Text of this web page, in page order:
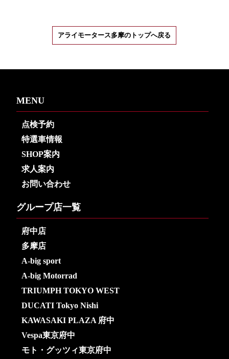
アライモータース多摩のトップへ戻る
MENU
点検予約
特選車情報
SHOP案内
求人案内
お問い合わせ
グループ店一覧
府中店
多摩店
A-big sport
A-big Motorrad
TRIUMPH TOKYO WEST
DUCATI Tokyo Nishi
KAWASAKI PLAZA 府中
Vespa東京府中
モト・グッツィ東京府中